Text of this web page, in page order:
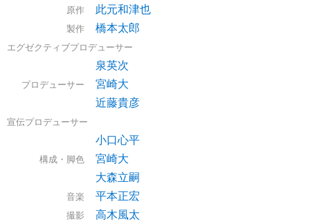
原作 此元和津也
製作 橋本太郎
エグゼクティブプロデューサー
泉英次
プロデューサー
宮崎大
近藤貴彦
宣伝プロデューサー
小口心平
構成・脚色
宮崎大
大森立嗣
音楽 平本正宏
撮影 高木風太